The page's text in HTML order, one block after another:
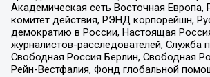
Академическая сеть Восточная Европа,
комитет действия, РЭНД корпорейшн,
демократию в России, Настоящая
журналистов-расследователей, Служба
Свободная Россия Берлин, Свободная
Рейн-Вестфалия, Фонд глобальной